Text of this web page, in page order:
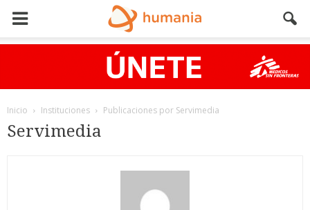
Inicio Instituciones Publicaciones por Servimedia
Servimedia